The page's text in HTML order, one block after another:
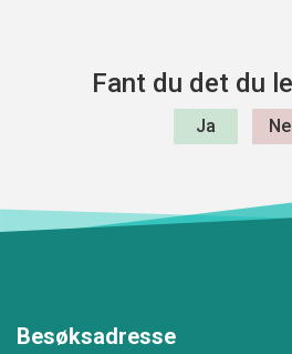
Fant du det du
Besøksadresse